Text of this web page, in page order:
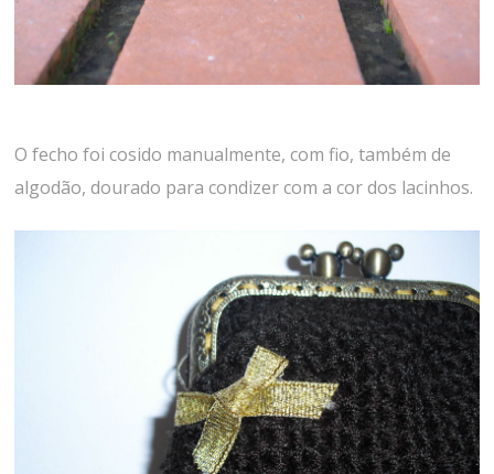
O fecho foi cosido manualmente, com fio, também de
algodão, dourado para condizer com a cor dos lacinhos.